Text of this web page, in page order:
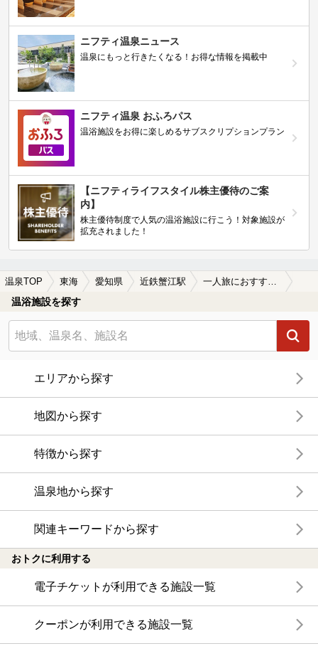
ニフティ温泉ニュース
温泉にもっと行きたくなる！お得な情報を掲載中
ニフティ温泉 おふろパス
温浴施設をお得に楽しめるサブスクリプションプラン
【ニフティライフスタイル株主優待のご案
内】
株主優待制度で人気の温浴施設に行こう！対象施設が
拡充されました！
温泉TOP 東海 愛知県 近鉄蟹江駅 一人旅におすすめの近鉄蟹江駅近くの温泉、日帰り温泉、スーパー銭湯おすすめ
温浴施設を探す
エリアから探す
地図から探す
特徴から探す
温泉地から探す
関連キーワードから探す
おトクに利用する
電子チケットが利用できる施設一覧
クーポンが利用できる施設一覧